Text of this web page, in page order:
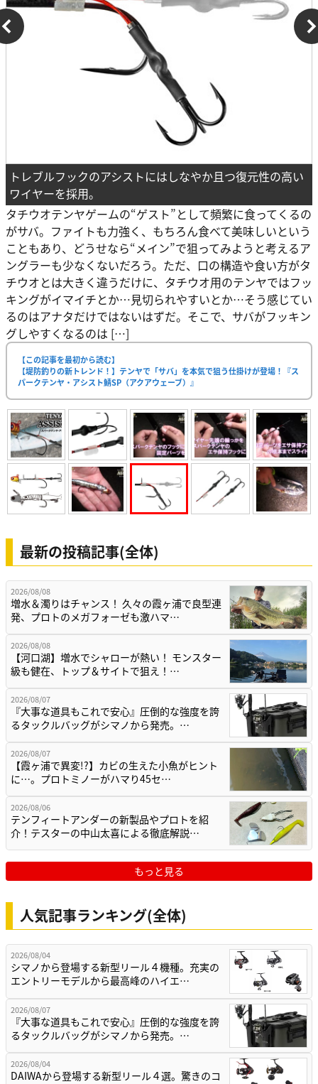
トレブルフックのアシストにはしなやか且つ復元性の高い
ワイヤーを採用。
タチウオテンヤゲームの“ゲスト”として頻繁に食ってくるの
がサバ。ファイトも力強く、もちろん食べて美味しいという
こともあり、どうせなら“メイン”で狙ってみようと考えるア
ングラーも少なくないだろう。ただ、口の構造や食い方がタ
チウオとは大きく違うだけに、タチウオ用のテンヤではフッ
キングがイマイチとか…見切られやすいとか…そう感じてい
るのはアナタだけではないはずだ。そこで、サバがフッキン
グしやすくなるのは […]
【この記事を最初から読む】
【堤防釣りの新トレンド！】テンヤで「サバ」を本気で狙う仕掛けが登場！『ス
パークテンヤ・アシスト鯖SP（アクアウェーブ）』
最新の投稿記事(全体)
2026/08/08
増水＆濁りはチャンス！ 久々の霞ヶ浦で良型連
発、プロトのメガフォーゼも激ハマ…
2026/08/08
【河口湖】増水でシャローが熱い！ モンスター
級も健在、トップ＆サイトで狙え！…
2026/08/07
『大事な道具もこれで安心』圧倒的な強度を誇
るタックルバッグがシマノから発売。…
2026/08/07
【霞ヶ浦で異変!?】カビの生えた小魚がヒント
に…。プロトミノーがハマり45セ…
2026/08/06
テンフィートアンダーの新製品やプロトを紹
介！テスターの中山太喜による徹底解説…
もっと見る
人気記事ランキング(全体)
2026/08/04
シマノから登場する新型リール４機種。充実の
エントリーモデルから最高峰のハイエ…
2026/08/07
『大事な道具もこれで安心』圧倒的な強度を誇
るタックルバッグがシマノから発売。…
2026/08/04
DAIWAから登場する新型リール４選。驚きのコ